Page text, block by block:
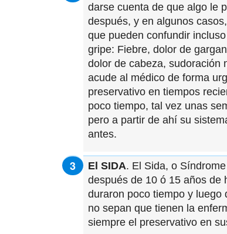
darse cuenta de que algo le
después, y en algunos
que pueden confundir
gripe: Fiebre, dolor de
dolor de cabeza, sudoración
acude al médico de forma
preservativo en tiempos
poco tiempo, tal vez unas
pero a partir de ahí su
antes.
El SIDA. El Sida, o
después de 10 ó 15 años de
duraron poco tiempo y luego
no sepan que tienen la
siempre el preservativo en